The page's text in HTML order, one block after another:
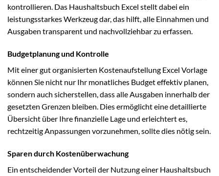
kontrollieren. Das Haushaltsbuch Excel stellt dabei ein
leistungsstarkes Werkzeug dar, das hilft, alle Einnahmen und
Ausgaben transparent und nachvollziehbar zu erfassen.
Budgetplanung und Kontrolle
Mit einer gut organisierten Kostenaufstellung Excel Vorlage
können Sie nicht nur Ihr monatliches Budget effektiv planen,
sondern auch sicherstellen, dass alle Ausgaben innerhalb der
gesetzten Grenzen bleiben. Dies ermöglicht eine detaillierte
Übersicht über Ihre finanzielle Lage und erleichtert es,
rechtzeitig Anpassungen vorzunehmen, sollte dies nötig sein.
Sparen durch Kostenüberwachung
Ein entscheidender Vorteil der Nutzung einer Haushaltsbuch